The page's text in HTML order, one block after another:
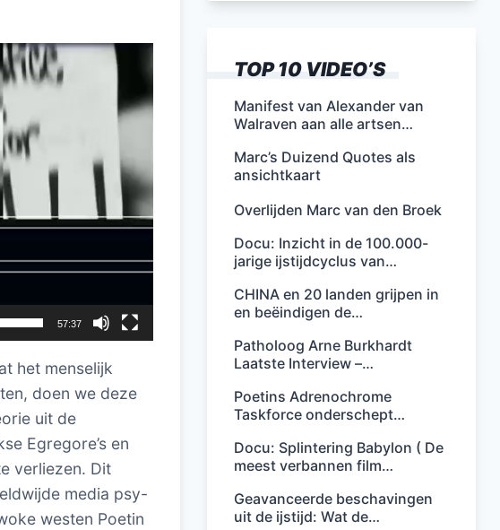
57:37
het menselijk
doen we deze
uit de
Egregore’s en
verliezen. Dit
media psy-
westen Poetin
TOP 10 VIDEO’S
Manifest van Alexander van
Walraven aan alle artsen…
Marc’s Duizend Quotes als
ansichtkaart
Overlijden Marc van den Broek
Docu: Inzicht in de 100.000-
jarige ijstijdcyclus van…
CHINA en 20 landen grijpen in
en beëindigen de…
Patholoog Arne Burkhardt
Laatste Interview –…
Poetins Adrenochrome
Taskforce onderschept…
Docu: Splintering Babylon ( De
meest verbannen film…
Geavanceerde beschavingen
uit de ijstijd: Wat de…